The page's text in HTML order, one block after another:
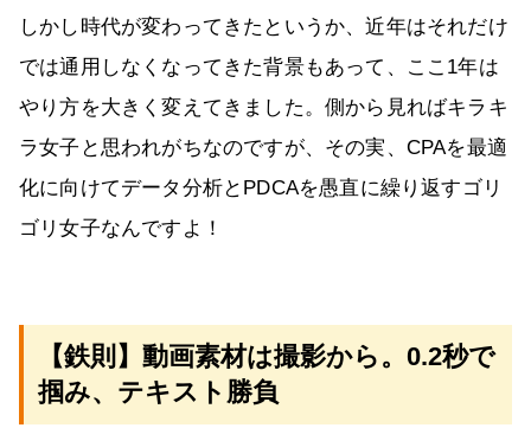
しかし時代が変わってきたというか、近年はそれだけ
では通用しなくなってきた背景もあって、ここ1年は
やり方を大きく変えてきました。側から見ればキラキ
ラ女子と思われがちなのですが、その実、CPAを最適
化に向けてデータ分析とPDCAを愚直に繰り返すゴリ
ゴリ女子なんですよ！
【鉄則】動画素材は撮影から。0.2秒で
掴み、テキスト勝負